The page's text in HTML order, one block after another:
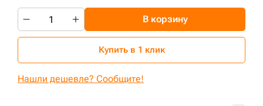
В корзину
Купить в 1 клик
Нашли дешевле? Сообщите!